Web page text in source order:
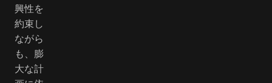
興性を
約束し
ながら
も、膨
大な計